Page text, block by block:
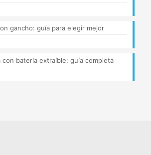
gancho: guía para elegir mejor
con batería extraíble: guía completa